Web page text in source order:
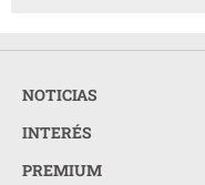
NOTICIAS
INTERÉS
PREMIUM